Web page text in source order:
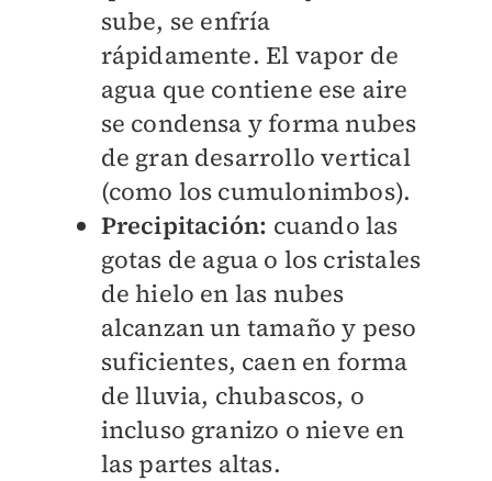
sube, se enfría
rápidamente. El vapor de
agua que contiene ese aire
se condensa y forma nubes
de gran desarrollo vertical
(como los cumulonimbos).
Precipitación: cuando las
gotas de agua o los cristales
de hielo en las nubes
alcanzan un tamaño y peso
suficientes, caen en forma
de lluvia, chubascos, o
incluso granizo o nieve en
las partes altas.